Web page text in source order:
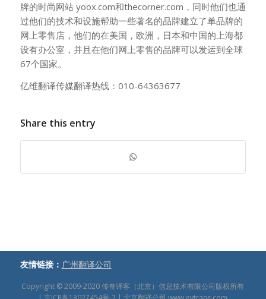
牌的时尚网站 yoox.com和thecorner.com，同时他们也通
过他们的技术和设施帮助一些著名的品牌建立了单品牌的
网上零售店，他们的在美国，欧洲，日本和中国的上海都
设有办公室，并且在他们网上零售的品牌可以发运到全球
67个国家。
亿维翻译传媒翻译热线：010-64363677
Share this entry
友情链接： 广州翻译公司
Copyright © 2009-2020传奇译客（北京）信息技术有限公司版权所有